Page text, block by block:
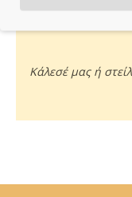
Κάλεσέ μας ή